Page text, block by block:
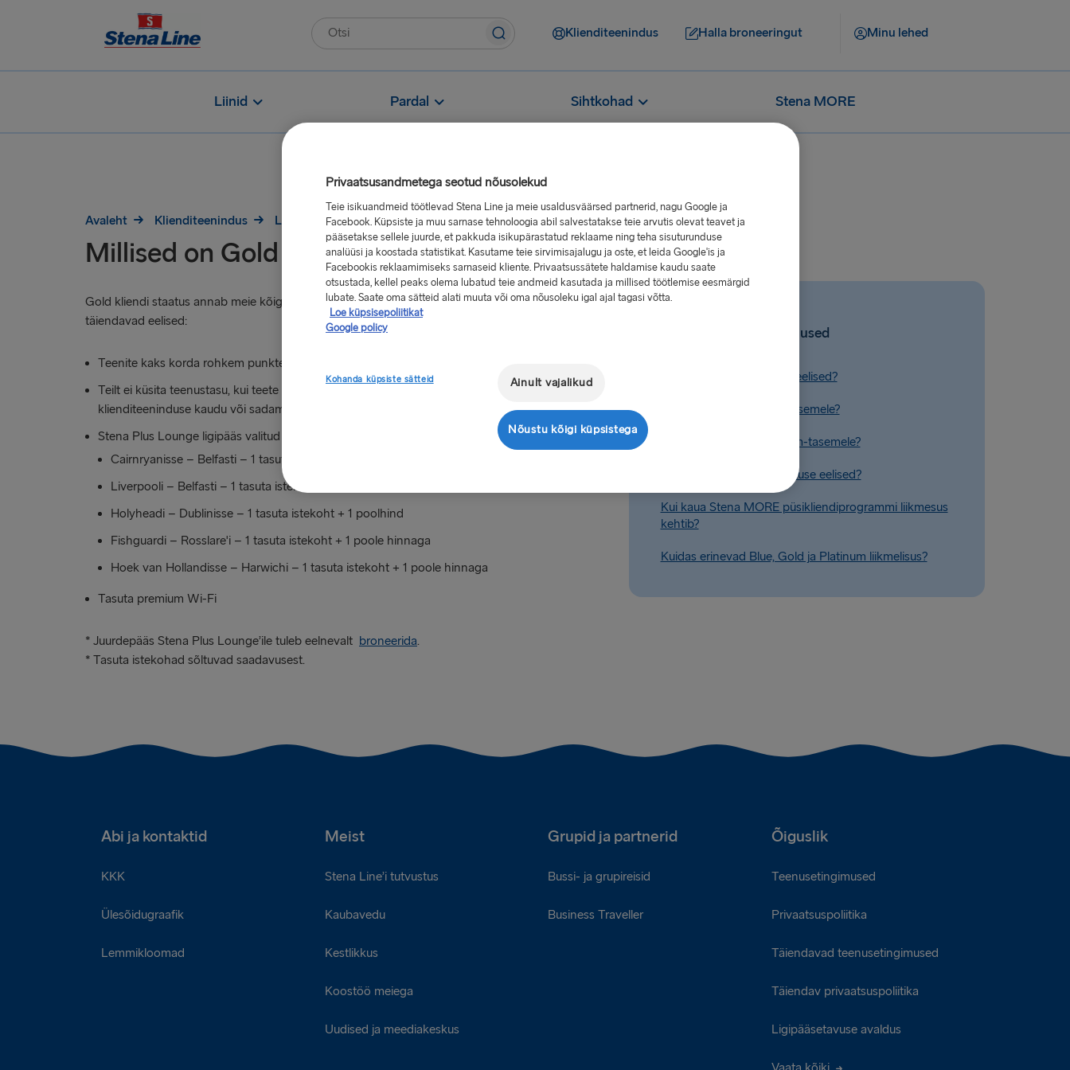
Klienditeenindus Halla broneeringut Minu lehed
Liinid Pardal Sihtkohad Stena MORE
Avaleht Klienditeenindus Lojaalsus Millised on Gold staatuse eelised?
Millised on Gold staatuse eelised?
Gold kliendi staatus annab meie kõige sagedamini reisivatele klientidele
täiendavad eelised:
Teenite kaks korda rohkem punkte: 10 punkti iga kulutatud 1 € / 1 £ eest.
Teilt ei küsita teenustasu, kui teete broneeringu või muudate seda meie
klienditeeninduse kaudu või sadamas.
Stena Plus Lounge ligipääs valitud marsruutidel*
Cairnryanisse – Belfasti – 1 tasuta istekoht + 1 poole hinnaga
Liverpooli – Belfasti – 1 tasuta istekoht + 1 poole hinnaga
Holyheadi – Dublinisse – 1 tasuta istekoht + 1 poolhind
Fishguardi – Rosslare'i – 1 tasuta istekoht + 1 poole hinnaga
Hoek ‎van ‎Hollandisse – Harwichi – 1 tasuta istekoht + 1 poole hinnaga
Tasuta premium Wi-Fi
* Juurdepääs Stena Plus Lounge’ile tuleb eelnevalt broneerida.
* Tasuta istekohad sõltuvad saadavusest.
Seotud küsimused
Millised on Blue staatuse eelised?
Kuidas uuendada Gold-tasemele?
Kuidas uuendada Platinum-tasemele?
Millised on Platinum staatuse eelised?
Kui kaua Stena MORE püsikliendiprogrammi liikmesus
kehtib?
Kuidas erinevad Blue, Gold ja Platinum liikmelisus?
Abi ja kontaktid Meist Grupid ja partnerid Õiguslik
KKK
Ülesõidugraafik
Lemmikloomad
Stena Line’i tutvustus
Kaubavedu
Kestlikkus
Koostöö meiega
Uudised ja meediakeskus
Bussi- ja grupireisid
Business Traveller
Teenusetingimused
Privaatsuspoliitika
Täiendavad teenusetingimused
Täiendav privaatsuspoliitika
Ligipääsetavuse avaldus
Privaatsusandmetega seotud nõusolekud
Teie isikuandmeid töötlevad Stena Line ja meie usaldusväärsed partnerid, nagu Google ja
Facebook. Küpsiste ja muu sarnase tehnoloogia abil salvestatakse teie arvutis olevat teavet ja
pääsetakse sellele juurde, et pakkuda isikupärastatud reklaame ning teha sisuturunduse
analüüsi ja koostada statistikat. Kasutame teie sirvimisajalugu ja oste, et leida Google'is ja
Facebookis reklaamimiseks sarnaseid kliente. Privaatsussätete haldamise kaudu saate
otsustada, kellel peaks olema lubatud teie andmeid kasutada ja millised töötlemise eesmärgid
lubate. Saate oma sätteid alati muuta või oma nõusoleku igal ajal tagasi võtta.
Loe küpsisepoliitikat
Google policy
Kohanda küpsiste sätteid Ainult vajalikud
Nõustu kõigi küpsistega